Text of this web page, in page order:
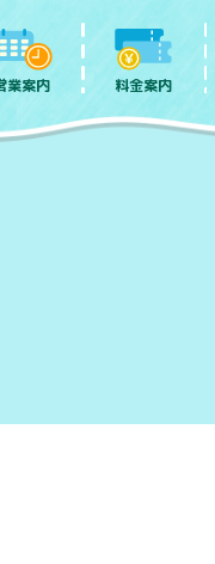
業案内 料金案内